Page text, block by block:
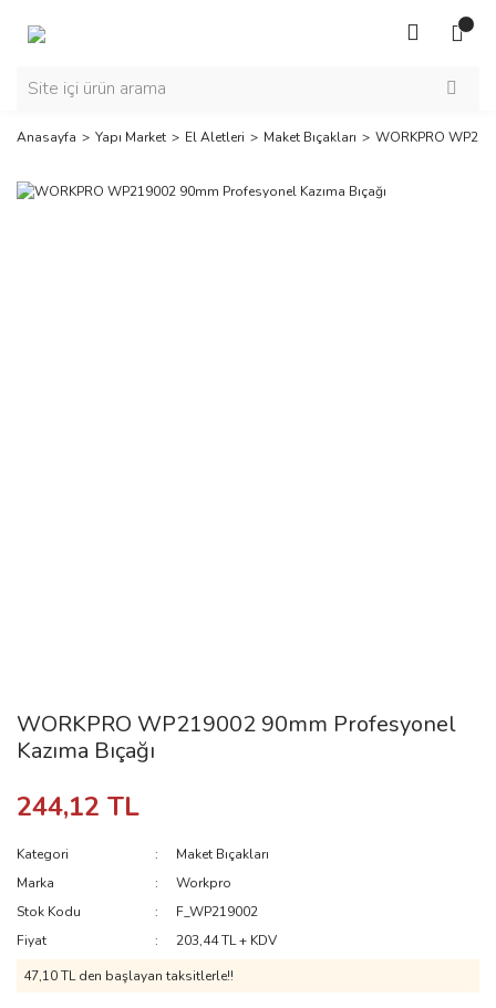
Anasayfa Yapı Market El Aletleri Maket Bıçakları WORKPRO
WORKPRO WP219002 90mm Profesyonel
Kazıma Bıçağı
244,12 TL
Kategori
Maket Bıçakları
Marka
Workpro
Stok Kodu
F_WP219002
Fiyat
203,44 TL + KDV
47,10 TL den başlayan taksitlerle!!